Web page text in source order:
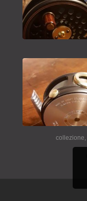
collezione,